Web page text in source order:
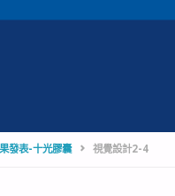
發表-十光膠囊 視覺設計2-4